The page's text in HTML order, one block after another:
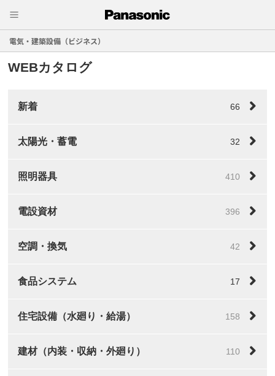
電気・建築設備（ビジネス）
WEBカタログ
新着 66
太陽光・蓄電 32
照明器具 410
電設資材 396
空調・換気 42
食品システム 17
住宅設備（水廻り・給湯） 158
建材（内装・収納・外廻り） 110